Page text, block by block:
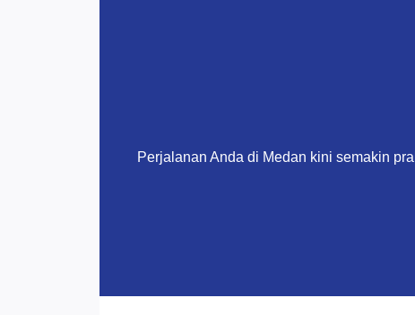
Perjalanan Anda di Medan kini semakin